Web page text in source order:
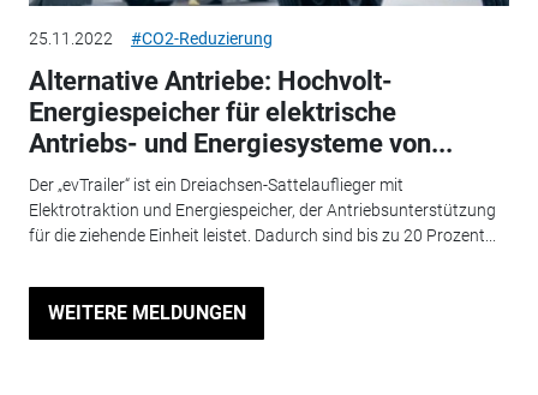
25.11.2022 #CO2-Reduzierung
Alternative Antriebe: Hochvolt-
Energiespeicher für elektrische
Antriebs- und Energiesysteme von...
Der „evTrailer“ ist ein Dreiachsen-Sattelauflieger mit
Elektrotraktion und Energiespeicher, der Antriebsunterstützung
für die ziehende Einheit leistet. Dadurch sind bis zu 20 Prozent...
WEITERE MELDUNGEN